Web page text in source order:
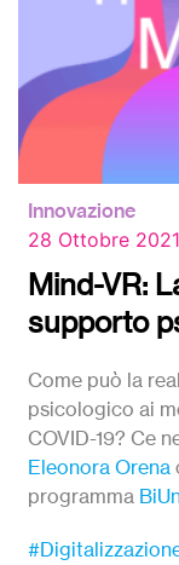
Innovazione
28 Ottobre 2021
Mind-VR:
supporto
Come può la
psicologico ai
COVID-19? Ce
Eleonora Orena
programma